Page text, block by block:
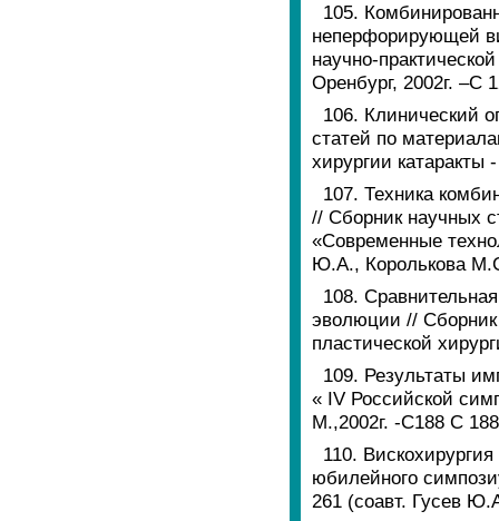
105.
неперфорирующей
научно-
Оренбург, 2002г. –С
106. Клинический
статей по
хирургии
107. Техника
// Сборник научных
«Современные
Ю.А., Королькова
108.
эволюции //
пластической
109. Результаты
« IV Российской
М.,2002г. -С188 C
110.
юбилейного
261 (соавт. Гусев